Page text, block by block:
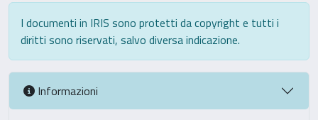
I documenti in IRIS sono protetti da copyright e tutti i
diritti sono riservati, salvo diversa indicazione.
Informazioni